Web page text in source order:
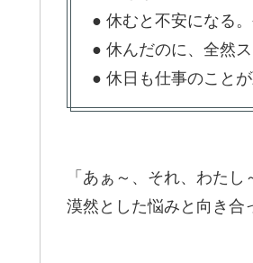
● 休むと不安になる
● 休んだのに、全然ス
● 休日も仕事のこと
「あぁ～、それ、わた
漠然とした悩みと向き合